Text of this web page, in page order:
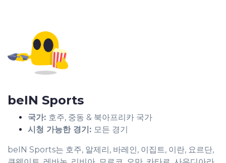
beIN Sports
국가: 호주, 중동 & 북아프리카 국가
시청 가능한 경기: 모든 경기
beIN Sports는 호주, 알제리, 바레인, 이집트, 이란, 요르단,